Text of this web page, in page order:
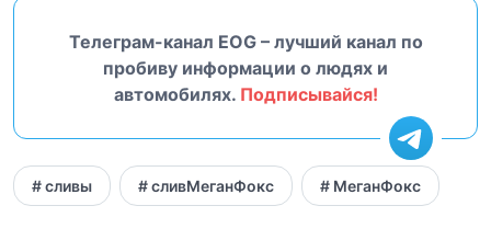
Телеграм-канал EOG – лучший канал по
пробиву информации о людях и
автомобилях. Подписывайся!
# сливы # сливМеганФокс # МеганФокс